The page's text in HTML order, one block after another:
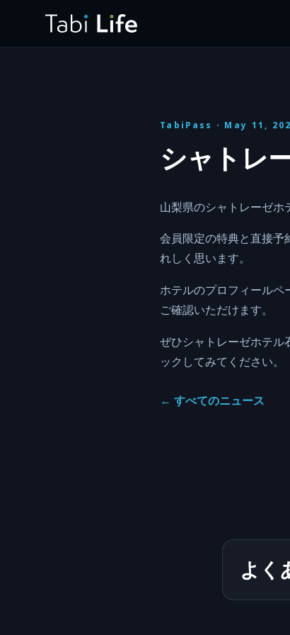
TabiPass · May 11,
シャトレ
山梨県のシャトレーゼホ
会員限定の特典と直接予
れしく思います。
ホテルのプロフィールペ
ご確認いただけます。
ぜひシャトレーゼホテル
ックしてみてください。
← すべてのニュース
よく